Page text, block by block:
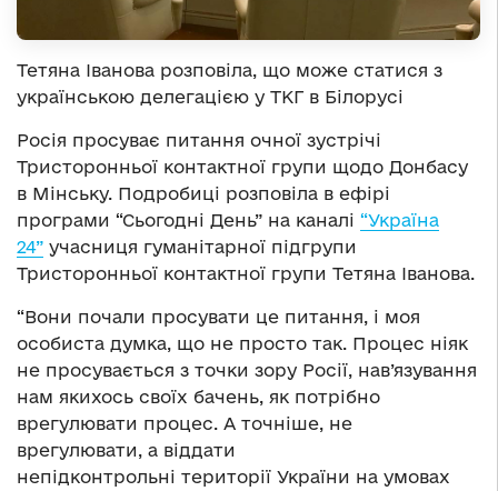
Тетяна Іванова розповіла, що може статися з
українською делегацією у ТКГ в Білорусі
Росія просуває питання очної зустрічі
Тристоронньої контактної групи щодо Донбасу
в Мінську. Подробиці розповіла в ефірі
програми “Сьогодні День” на каналі “Україна
24” учасниця гуманітарної підгрупи
Тристоронньої контактної групи Тетяна Іванова.
“Вони почали просувати це питання, і моя
особиста думка, що не просто так. Процес ніяк
не просувається з точки зору Росії, нав’язування
нам якихось своїх бачень, як потрібно
врегулювати процес. А точніше, не
врегулювати, а віддати
непідконтрольні території України на умовах